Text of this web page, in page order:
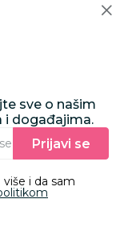
u korpu
sve o našim
i događajima.
Unesite Vašu e‑mail adresu da biste se prijavili na newsletter.
Prijavi se
i da sam